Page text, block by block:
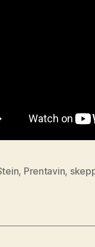
, Prentavin,